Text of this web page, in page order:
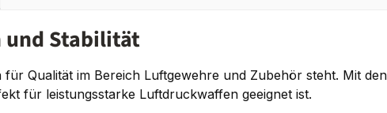
und Stabilität
Qualität im Bereich Luftgewehre und Zubehör steht. Mit
für leistungsstarke Luftdruckwaffen geeignet ist.